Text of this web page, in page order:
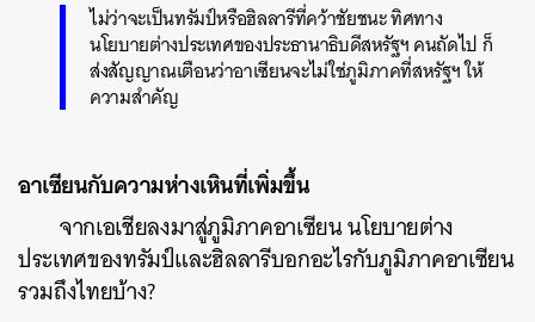
ไม่ว่าจะเป็นทรัมป์หรือฮิลลารีที่คว้าชัยชนะ ทิศทาง
นโยบายต่างประเทศของประธานาธิบดีสหรัฐฯ คนถัดไป ก็
ส่งสัญญาณเตือนว่าอาเซียนจะไม่ใช่ภูมิภาคที่สหรัฐฯ ให้
ความสำคัญ
อาเซียนกับความห่างเหินที่เพิ่มขึ้น
จากเอเชียลงมาสู่ภูมิภาคอาเซียน นโยบายต่าง
ประเทศของทรัมป์และฮิลลารีบอกอะไรกับภูมิภาคอาเซียน
รวมถึงไทยบ้าง?